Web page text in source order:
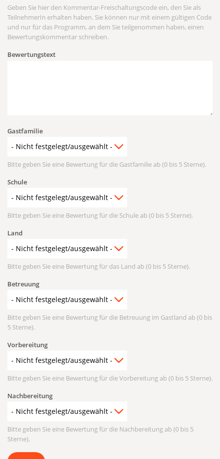
Geben Sie hier den Kommentar-Freischaltungscode ein, den Sie als
TeilnehmerIn erhalten haben. Sie können nur mit einem gültigen Code
und nur für das Programm, an dem Sie teilgenommen haben, einen
Bewertungskommentar schreiben.
Bewertungstext
Gastfamilie
Bitte geben Sie eine Bewertung für die Gastfamilie ab (0 bis 5 Sterne).
Schule
Bitte geben Sie eine Bewertung für die Schule ab (0 bis 5 Sterne).
Land
Bitte geben Sie eine Bewertung für das Land ab (0 bis 5 Sterne).
Betreuung
Bitte geben Sie eine Bewertung für die Betreuung im Gastland ab (0 bis
5 Sterne).
Vorbereitung
Bitte geben Sie eine Bewertung für die Vorbereitung ab (0 bis 5 Sterne).
Nachbereitung
Bitte geben Sie eine Bewertung für die Nachbereitung ab (0 bis 5
Sterne).